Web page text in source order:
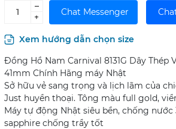
–
+
Chat Messenger
Xem hướng dẫn chọn size
Đồng Hồ Nam Carnival 8131G Dây Thép
41mm Chính Hãng máy Nhật
Sở hữu vẻ sang trọng và lịch lãm của
Just huyền thoại. Tông màu full gold,
Máy tự động Nhật siêu bền, chống nước
sapphire chống trầy tốt